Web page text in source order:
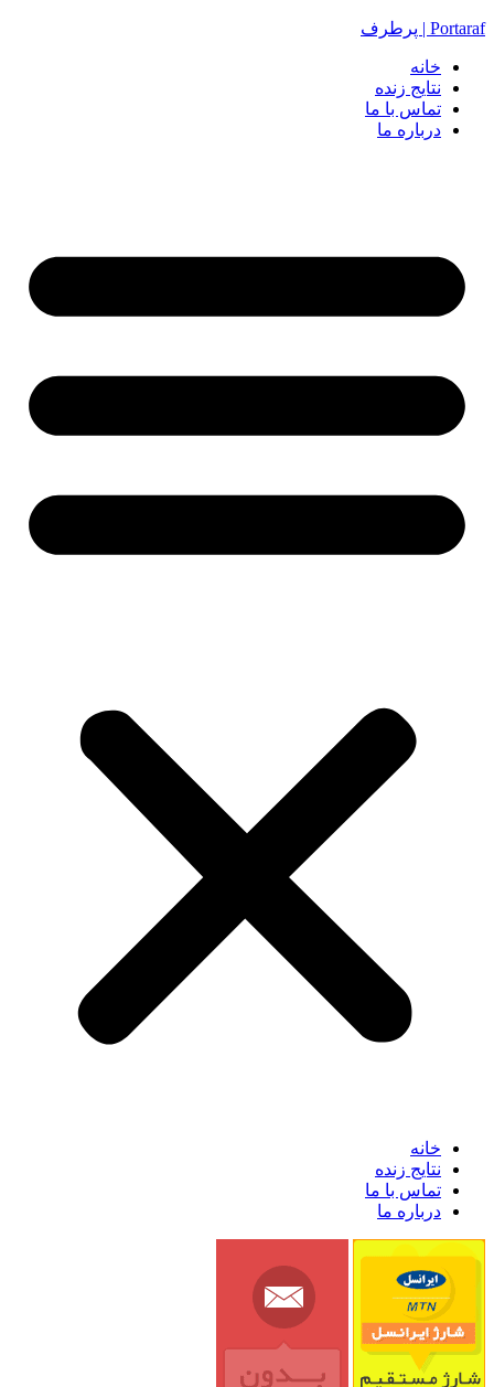
Portaraf | پرطرف
خانه
نتایج زنده
تماس با ما
درباره ما
خانه
نتایج زنده
تماس با ما
درباره ما